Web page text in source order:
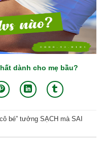
dành cho mẹ bầu?
bé” tưởng SẠCH mà SAI